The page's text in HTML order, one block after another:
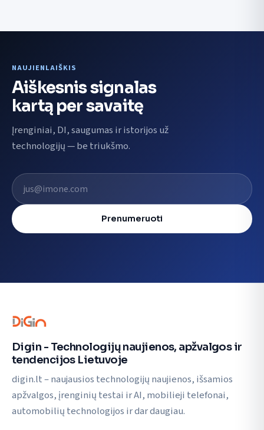
NAUJIENLAIŠKIS
Aiškesnis signalas
kartą per savaitę
Įrenginiai, DI, saugumas ir istorijos už
technologijų — be triukšmo.
El. pašto adresas
Prenumeruoti
Digin - Technologijų naujienos, apžvalgos ir
tendencijos Lietuvoje
digin.lt – naujausios technologijų naujienos, išsamios
apžvalgos, įrenginių testai ir AI, mobilieji telefonai,
automobilių technologijos ir dar daugiau.